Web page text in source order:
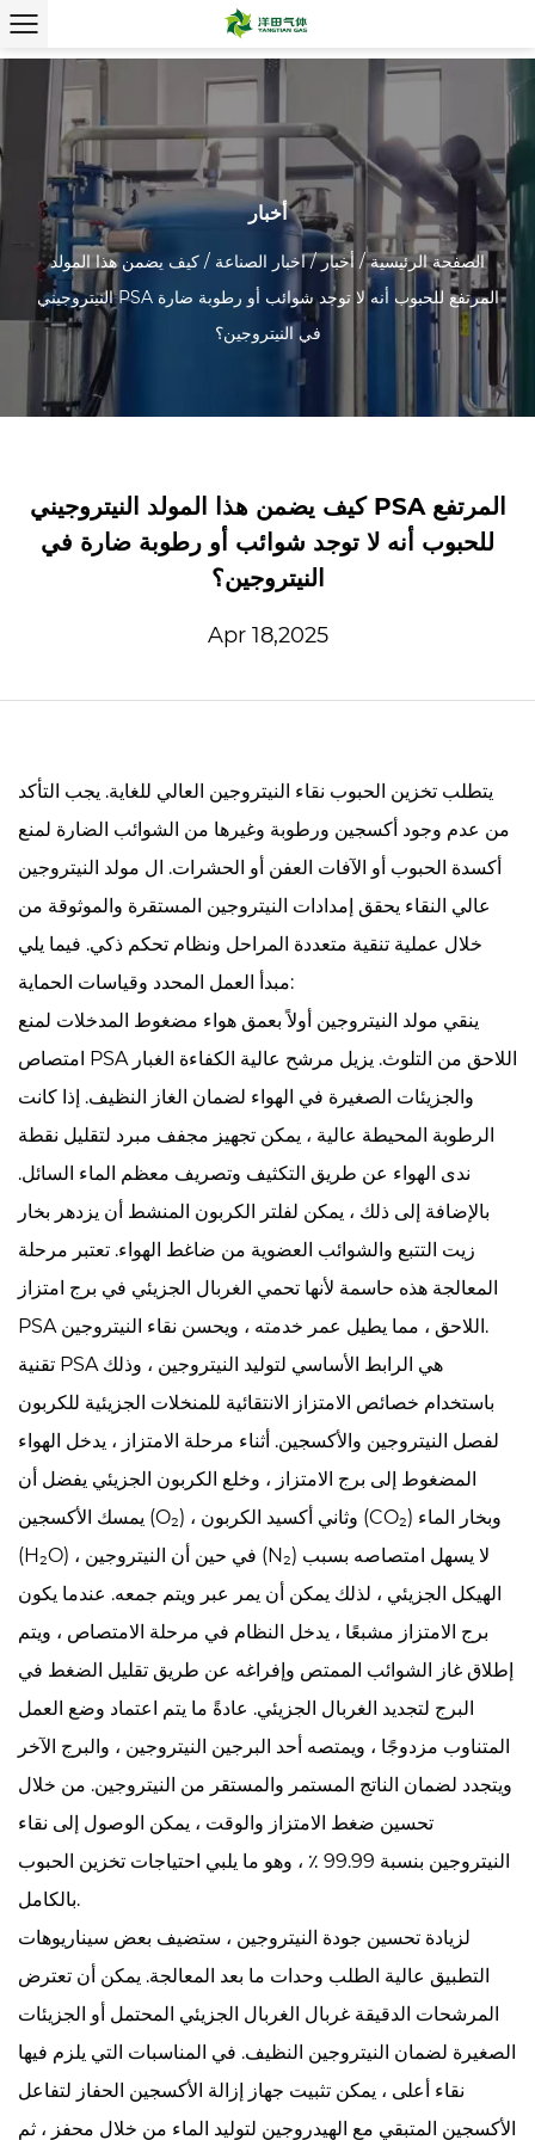
أخبار
الصفحة الرئيسية/ أخبار/اخبار الصناعة / كيف يضمن هذا المولد
النيتروجيني PSA المرتفع للحبوب أنه لا توجد شوائب أو رطوبة ضارة
في النيتروجين؟
كيف يضمن هذا المولد النيتروجيني PSA المرتفع
للحبوب أنه لا توجد شوائب أو رطوبة ضارة في
النيتروجين؟
Apr 18,2025
يتطلب تخزين الحبوب نقاء النيتروجين العالي للغاية. يجب التأكد
من عدم وجود أكسجين ورطوبة وغيرها من الشوائب الضارة لمنع
أكسدة الحبوب أو الآفات العفن أو الحشرات. ال مولد النيتروجين
عالي النقاء يحقق إمدادات النيتروجين المستقرة والموثوقة من
خلال عملية تنقية متعددة المراحل ونظام تحكم ذكي. فيما يلي
مبدأ العمل المحدد وقياسات الحماية:
ينقي مولد النيتروجين أولاً بعمق هواء مضغوط المدخلات لمنع
امتصاص PSA اللاحق من التلوث. يزيل مرشح عالية الكفاءة الغبار
والجزيئات الصغيرة في الهواء لضمان الغاز النظيف. إذا كانت
الرطوبة المحيطة عالية ، يمكن تجهيز مجفف مبرد لتقليل نقطة
ندى الهواء عن طريق التكثيف وتصريف معظم الماء السائل.
بالإضافة إلى ذلك ، يمكن لفلتر الكربون المنشط أن يزدهر بخار
زيت التتبع والشوائب العضوية من ضاغط الهواء. تعتبر مرحلة
المعالجة هذه حاسمة لأنها تحمي الغربال الجزيئي في برج امتزاز
PSA اللاحق ، مما يطيل عمر خدمته ، ويحسن نقاء النيتروجين.
تقنية PSA هي الرابط الأساسي لتوليد النيتروجين ، وذلك
باستخدام خصائص الامتزاز الانتقائية للمنخلات الجزيئية للكربون
لفصل النيتروجين والأكسجين. أثناء مرحلة الامتزاز ، يدخل الهواء
المضغوط إلى برج الامتزاز ، وخلع الكربون الجزيئي يفضل أن
يمسك الأكسجين (O₂) ، وثاني أكسيد الكربون (CO₂) وبخار الماء
(H₂O) ، في حين أن النيتروجين (N₂) لا يسهل امتصاصه بسبب
الهيكل الجزيئي ، لذلك يمكن أن يمر عبر ويتم جمعه. عندما يكون
برج الامتزاز مشبعًا ، يدخل النظام في مرحلة الامتصاص ، ويتم
إطلاق غاز الشوائب الممتص وإفراغه عن طريق تقليل الضغط في
البرج لتجديد الغربال الجزيئي. عادةً ما يتم اعتماد وضع العمل
المتناوب مزدوجًا ، ويمتصه أحد البرجين النيتروجين ، والبرج الآخر
ويتجدد لضمان الناتج المستمر والمستقر من النيتروجين. من خلال
تحسين ضغط الامتزاز والوقت ، يمكن الوصول إلى نقاء
النيتروجين بنسبة 99.99 ٪ ، وهو ما يلبي احتياجات تخزين الحبوب
بالكامل.
لزيادة تحسين جودة النيتروجين ، ستضيف بعض سيناريوهات
التطبيق عالية الطلب وحدات ما بعد المعالجة. يمكن أن تعترض
المرشحات الدقيقة غربال الغربال الجزيئي المحتمل أو الجزيئات
الصغيرة لضمان النيتروجين النظيف. في المناسبات التي يلزم فيها
نقاء أعلى ، يمكن تثبيت جهاز إزالة الأكسجين الحفاز لتفاعل
الأكسجين المتبقي مع الهيدروجين لتوليد الماء من خلال محفز ، ثم